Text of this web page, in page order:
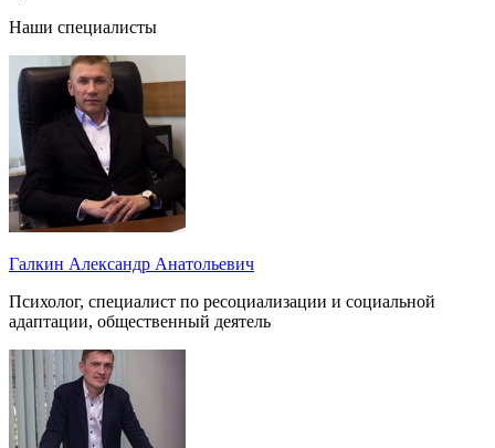
Наши специалисты
Галкин Александр Анатольевич
Психолог, специалист по ресоциализации и социальной
адаптации, общественный деятель